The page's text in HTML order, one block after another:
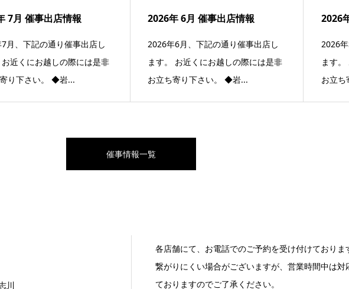
7月 催事出店情報
月、下記の通り催事出店し
お近くにお越しの際には是非
り下さい。 ◆岩...
2026年 6月 催事出店情報
2026年6月、下記の通り催事出店し
ます。 お近くにお越しの際には是非
お立ち寄り下さい。 ◆岩...
2026
2026
ます
お立
催事情報一覧
川
各店舗にて、お電話でのご予約を受け付けておりま
繋がりにくい場合がございますが、営業時間中は対
ておりますのでご了承ください。